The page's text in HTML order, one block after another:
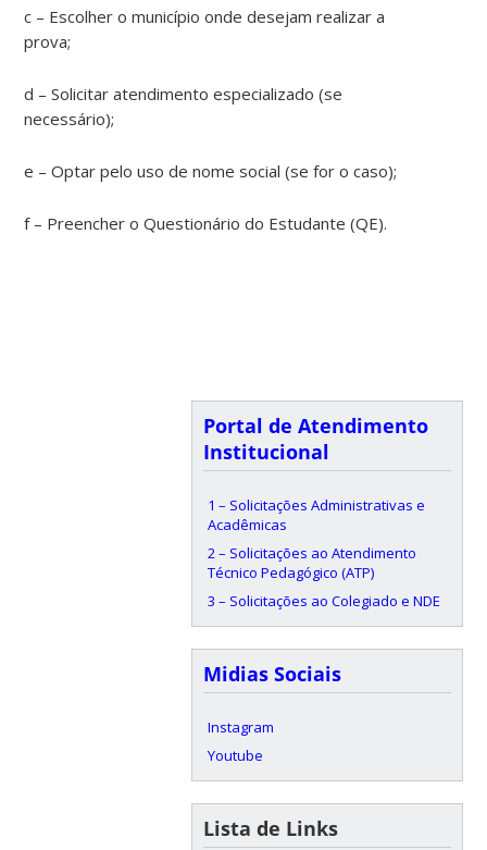
c – Escolher o município onde desejam realizar a
prova;
d – Solicitar atendimento especializado (se
necessário);
e – Optar pelo uso de nome social (se for o caso);
f – Preencher o Questionário do Estudante (QE).
Portal de Atendimento
Institucional
1 – Solicitações Administrativas e
Acadêmicas
2 – Solicitações ao Atendimento
Técnico Pedagógico (ATP)
3 – Solicitações ao Colegiado e NDE
Midias Sociais
Instagram
Youtube
Lista de Links